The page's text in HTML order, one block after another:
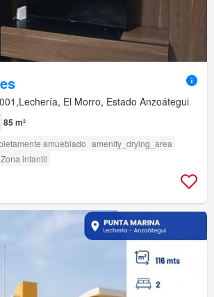
El Morro, Estado Anzoátegui
85 m²
amueblado amenity_drying_area
Zona infantil